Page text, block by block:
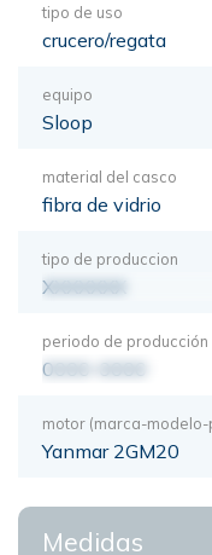
tipo de uso
crucero/regata
equipo
Sloop
material del casco
fibra de vidrio
tipo de produccion
XXXXXXX
periodo de producción
0000-0000
motor (marca-modelo-
Yanmar 2GM20
Medidas